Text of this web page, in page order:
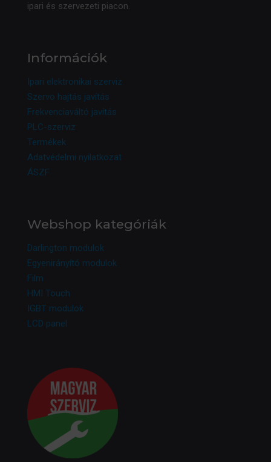
ipari és szervezeti piacon.
Információk
Ipari elektronikai szerviz
Szervo hajtás javítás
Frekvenciaváltó javítás
PLC-szerviz
Termékek
Adatvédelmi nyilatkozat
ÁSZF
Webshop kategóriák
Darlington modulok
Egyenirányító modulok
Film
HMI Touch
IGBT modulok
LCD panel